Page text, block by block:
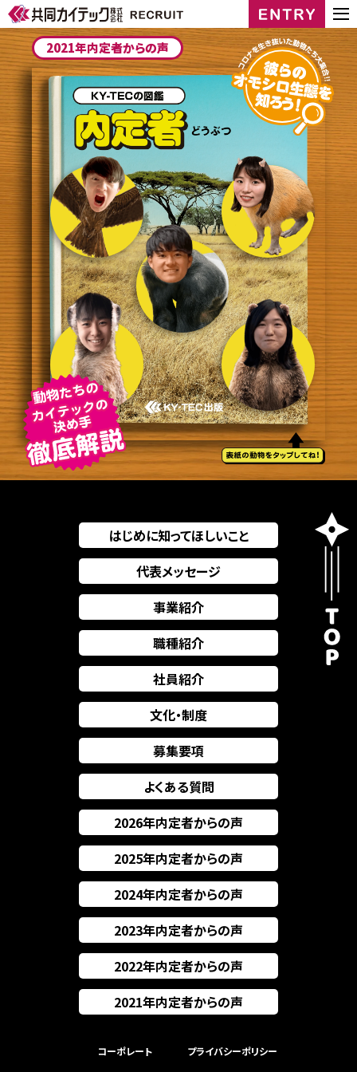
2021年内定者からの声
はじめに知ってほしいこと
代表メッセージ
事業紹介
職種紹介
社員紹介
文化・制度
募集要項
よくある質問
2026年内定者からの声
2025年内定者からの声
2024年内定者からの声
2023年内定者からの声
2022年内定者からの声
2021年内定者からの声
コーポレート プライバシーポリシー